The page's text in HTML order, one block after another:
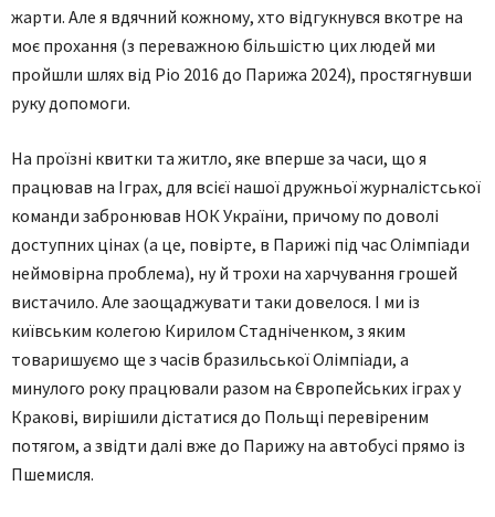
жарти. Але я вдячний кожному, хто відгукнувся вкотре на
моє прохання (з переважною більшістю цих людей ми
пройшли шлях від Ріо 2016 до Парижа 2024), простягнувши
руку допомоги.
На проїзні квитки та житло, яке вперше за часи, що я
працював на Іграх, для всієї нашої дружньої журналістської
команди забронював НОК України, причому по доволі
доступних цінах (а це, повірте, в Парижі під час Олімпіади
неймовірна проблема), ну й трохи на харчування грошей
вистачило. Але заощаджувати таки довелося. І ми із
київським колегою Кирилом Стадніченком, з яким
товаришуємо ще з часів бразильської Олімпіади, а
минулого року працювали разом на Європейських іграх у
Кракові, вирішили дістатися до Польщі перевіреним
потягом, а звідти далі вже до Парижу на автобусі прямо із
Пшемисля.